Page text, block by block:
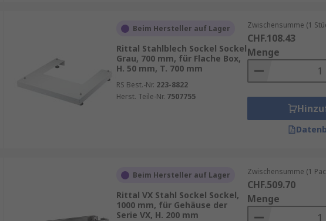
Beim Hersteller auf Lager
Rittal Stahlblech Sockel Sockel
Grau, 700 mm, für Flache Box,
H. 50 mm, T. 700 mm
RS Best.-Nr. 223-8822
Herst. Teile-Nr. 7507755
Zwischensumme (1
CHF.108.43
Menge
Beim Hersteller auf Lager
Rittal VX Stahl Sockel Sockel,
1000 mm, für Gehäuse der
Serie VX, H. 200 mm
Zwischensumme (1
CHF.509.70
Menge